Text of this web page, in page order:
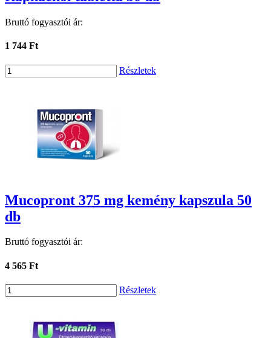
Bruttó fogyasztói ár:
1 744 Ft
Részletek
Mucopront 375 mg kemény kapszula 50
db
Bruttó fogyasztói ár:
4 565 Ft
Részletek